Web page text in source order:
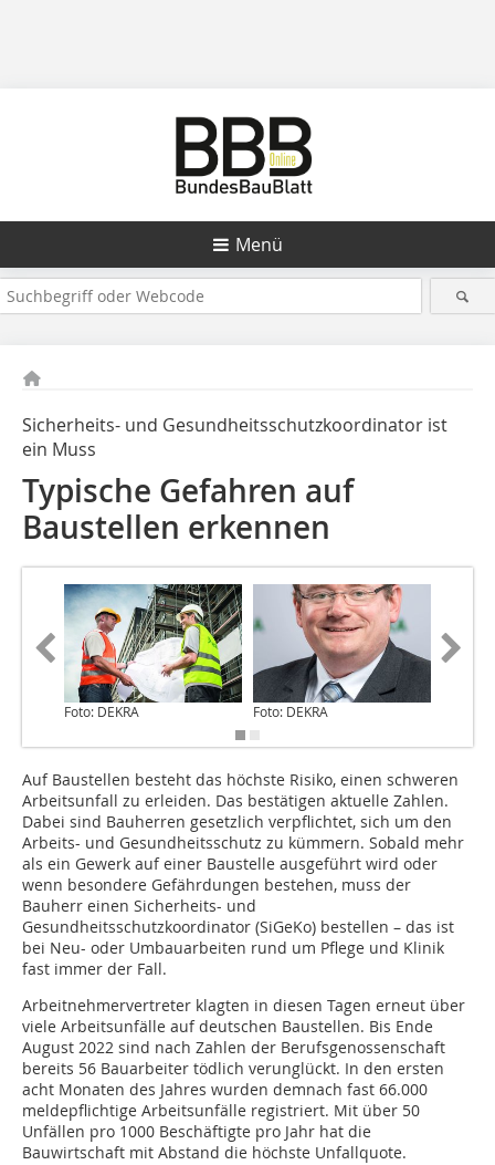
Menü
Sicherheits- und Gesundheitsschutzkoordinator ist
ein Muss
Typische Gefahren auf
Baustellen erkennen
Foto: DEKRA Foto: DEKRA
Auf Baustellen besteht das höchste Risiko, einen schweren
Arbeitsunfall zu erleiden. Das bestätigen aktuelle Zahlen.
Dabei sind Bauherren gesetzlich verpflichtet, sich um den
Arbeits- und Gesundheitsschutz zu kümmern. Sobald mehr
als ein Gewerk auf einer Baustelle ausgeführt wird oder
wenn besondere Gefährdungen bestehen, muss der
Bauherr einen Sicherheits- und
Gesundheitsschutzkoordinator (SiGeKo) bestellen – das ist
bei Neu- oder Umbauarbeiten rund um Pflege und Klinik
fast immer der Fall.
Arbeitnehmervertreter klagten in diesen Tagen erneut über
viele Arbeitsunfälle auf deutschen Baustellen. Bis Ende
August 2022 sind nach Zahlen der Berufsgenossenschaft
bereits 56 Bauarbeiter tödlich verunglückt. In den ersten
acht Monaten des Jahres wurden demnach fast 66.000
meldepflichtige Arbeitsunfälle registriert. Mit über 50
Unfällen pro 1000 Beschäftigte pro Jahr hat die
Bauwirtschaft mit Abstand die höchste Unfallquote.